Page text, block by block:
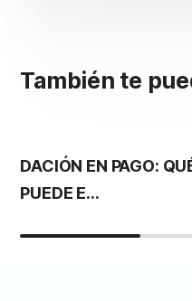
También te
DACIÓN EN PAGO:
PUEDE E...